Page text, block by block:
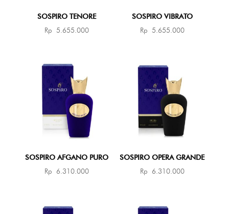
SOSPIRO TENORE
Rp 5.655.000
SOSPIRO VIBRATO
Rp 5.655.000
SOSPIRO AFGANO PURO
Rp 6.310.000
SOSPIRO OPERA GRANDE
Rp 6.310.000